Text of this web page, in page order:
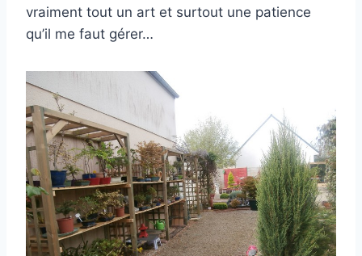
vraiment tout un art et surtout une patience
qu’il me faut gérer…